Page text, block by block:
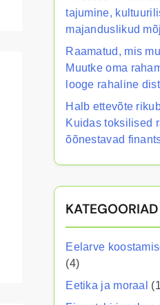
tajumine,
majanduslikud
Raamatud, mis
Muutke oma
looge rahaline
Halb ettevõte
Kuidas toksilised
õõnestavad
KATEGOORIAD
Eelarve
(4)
Eetika ja moraal